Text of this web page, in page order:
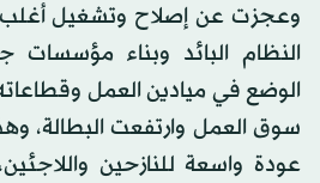
وعجزت عن إصلاح وتشغيل
النظام البائد وبناء مؤسسات
الوضع في ميادين العمل
سوق العمل وارتفعت البطالة،
عودة واسعة للنازحين